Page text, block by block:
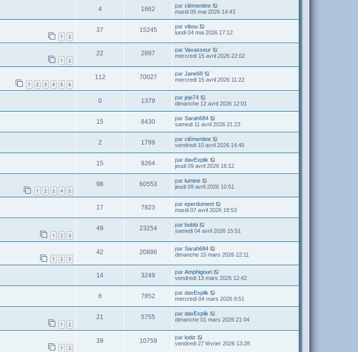
4 1662 par clémentine
mardi 05 mai 2026 14:43
1 2
37 15245 par vibou
lundi 04 mai 2026 17:12
1 2
22 2897 par Vavasseur
mercredi 15 avril 2026 22:02
1 2 3 4 5 6
112 70027 par Jane69
mercredi 15 avril 2026 11:22
0 1379 par jeje74
dimanche 12 avril 2026 12:01
15 8430 par Sarah684
samedi 11 avril 2026 21:23
2 1799 par clémentine
vendredi 10 avril 2026 14:45
15 9264 par davExplik
jeudi 09 avril 2026 16:12
1 2 3 4 5
98 60553 par lumine
jeudi 09 avril 2026 10:51
17 7823 par eperdument
mardi 07 avril 2026 18:53
1 2 3
49 23254 par bobbi
samedi 04 avril 2026 15:51
1 2 3
42 20886 par Sarah684
dimanche 15 mars 2026 22:11
14 3249 par Amphigouri
vendredi 13 mars 2026 12:42
6 7852 par davExplik
mercredi 04 mars 2026 9:51
1 2
21 5755 par davExplik
dimanche 01 mars 2026 21:04
1 2
39 10759 par lodiz
vendredi 27 février 2026 13:28